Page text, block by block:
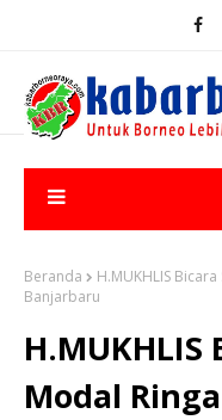
Beranda
H.MUKHLIS
Banjarbaru
H.MUKHLIS
Modal